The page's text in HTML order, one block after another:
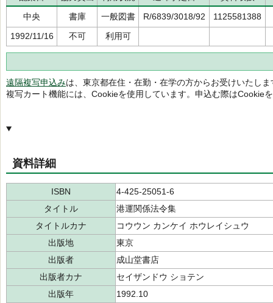
中央
書庫 一般図書 R/6839/3018/92
1125581388
1992/11/16
不可 利用可
遠隔複写申込みは、東京都在住・在勤・在学の方からお受けいたしま
複写カート機能には、Cookieを使用しています。申込む際はCookie
資料詳細
ISBN
4-425-25051-6
タイトル
港運関係法令集
タイトルカナ
コウウン カンケイ ホウレイシュウ
出版地
東京
出版者
成山堂書店
出版者カナ
セイザンドウ ショテン
出版年
1992.10